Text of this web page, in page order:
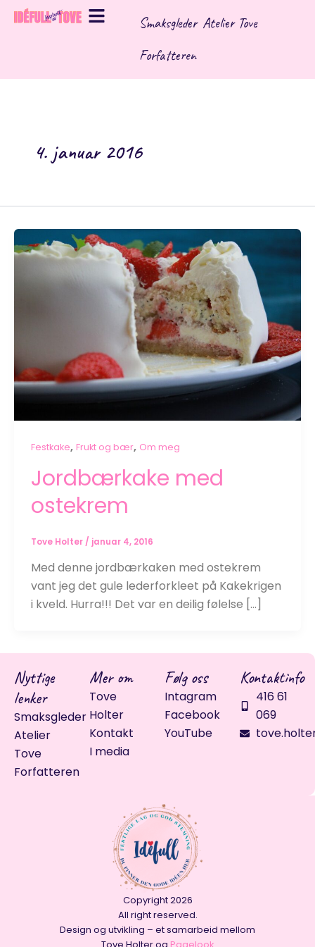
Hopp
rett
Smaksgleder Atelier Tove
Forfatteren
4. januar 2016
Festkake, Frukt og bær, Om meg
Jordbærkake med
ostekrem
Tove Holter/ januar 4, 2016
Med denne jordbærkaken med ostekrem
vant jeg det gule lederforkleet på Kakekrigen
i kveld. Hurra!!! Det var en deilig følelse […]
Copyright 2026
All right reserved.
Design og utvikling – et samarbeid mellom
Nyttige
lenker
Smaksgleder
Atelier
Tove
Forfatteren
Mer om
Tove
Holter
Kontakt
I media
Følg oss
Intagram
Facebook
YouTube
Kontaktinfo
416 61
069